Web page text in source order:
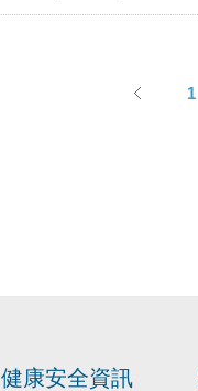
1
健康安全資訊